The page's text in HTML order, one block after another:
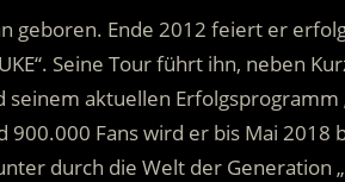
geboren. Ende 2012 feiert er
Seine Tour führt ihn, neben
aktuellen Erfolgsprogramm
900.000 Fans wird er bis Mai 2018
durch die Welt der Generation